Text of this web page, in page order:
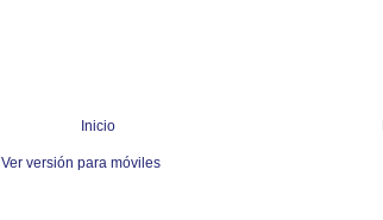
Inicio
Ver versión para móviles